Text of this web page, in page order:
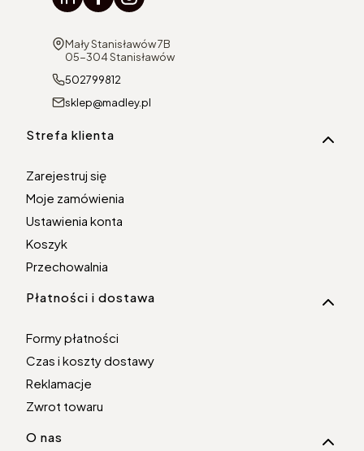
Adres:
Mały Stanisławów 7B
05-304 Stanisławów
502799812
sklep@madley.pl
Linki w stopce
Strefa klienta
Zarejestruj się
Moje zamówienia
Ustawienia konta
Koszyk
Przechowalnia
Płatności i dostawa
Formy płatności
Czas i koszty dostawy
Reklamacje
Zwrot towaru
O nas